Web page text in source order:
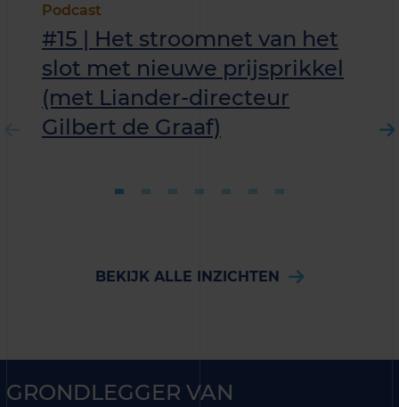
Podcast
#15 | Het stroomnet van het
slot met nieuwe prijsprikkel
(met Liander-directeur
Gilbert de Graaf)
BEKIJK ALLE INZICHTEN
GRONDLEGGER VAN